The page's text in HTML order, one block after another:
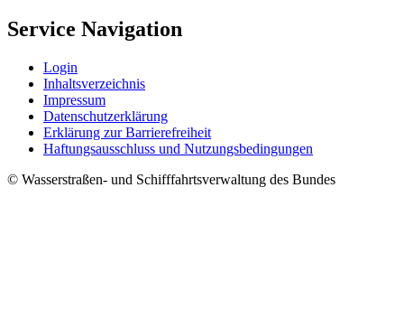
Service Navigation
Log­in
In­halts­ver­zeich­nis
Im­pres­s­um
Da­ten­schut­z­er­klä­rung
Er­klä­rung zur Bar­rie­re­frei­heit
Haf­tungs­aus­schluss und Nut­zungs­be­din­gun­gen
© Wasserstraßen- und Schifffahrtsverwaltung des Bundes